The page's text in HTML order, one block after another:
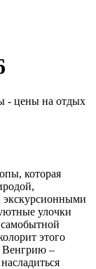
которая
экскурсионными
улочки
этого
Венгрию –